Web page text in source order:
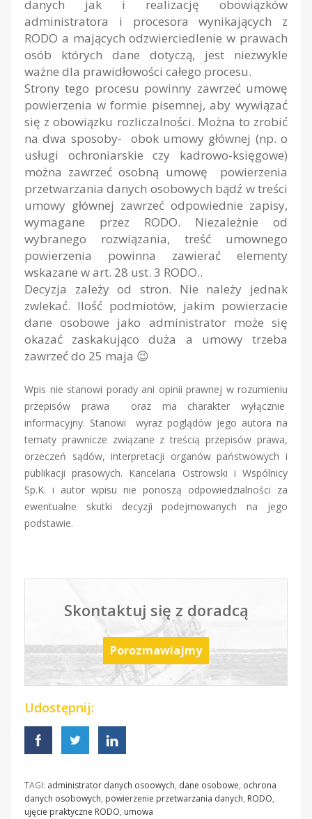
danych jak i realizację obowiązków
administratora i procesora wynikających z
RODO a mających odzwierciedlenie w prawach
osób których dane dotyczą, jest niezwykle
ważne dla prawidłowości całego procesu.
Strony tego procesu powinny zawrzeć umowę
powierzenia w formie pisemnej, aby wywiązać
się z obowiązku rozliczalności. Można to zrobić
na dwa sposoby- obok umowy głównej (np. o
usługi ochroniarskie czy kadrowo-księgowe)
można zawrzeć osobną umowę powierzenia
przetwarzania danych osobowych bądź w treści
umowy głównej zawrzeć odpowiednie zapisy,
wymagane przez RODO. Niezależnie od
wybranego rozwiązania, treść umownego
powierzenia powinna zawierać elementy
wskazane w art. 28 ust. 3 RODO..
Decyzja zależy od stron. Nie należy jednak
zwlekać. Ilość podmiotów, jakim powierzacie
dane osobowe jako administrator może się
okazać zaskakująco duża a umowy trzeba
zawrzeć do 25 maja 😉
Wpis nie stanowi porady ani opinii prawnej w rozumieniu
przepisów prawa oraz ma charakter wyłącznie
informacyjny. Stanowi wyraz poglądów jego autora na
tematy prawnicze związane z treścią przepisów prawa,
orzeczeń sądów, interpretacji organów państwowych i
publikacji prasowych. Kancelaria Ostrowski i Wspólnicy
Sp.K. i autor wpisu nie ponoszą odpowiedzialności za
ewentualne skutki decyzji podejmowanych na jego
podstawie.
Skontaktuj się z doradcą
Porozmawiajmy
Udostępnij:
TAGI: administrator danych osoowych, dane osobowe, ochrona
danych osobowych, powierzenie przetwarzania danych, RODO,
ujęcie praktyczne RODO, umowa